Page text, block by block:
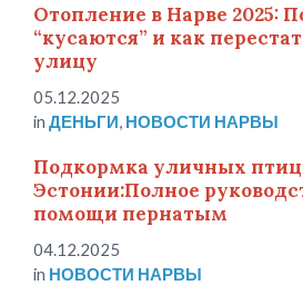
Отопление в Нарве 2025:
“кусаются” и как
улицу
05.12.2025
in ДЕНЬГИ НОВОСТИ НАРВЫ
Подкормка уличных птиц
Эстонии:Полное
помощи пернатым
04.12.2025
in НОВОСТИ НАРВЫ